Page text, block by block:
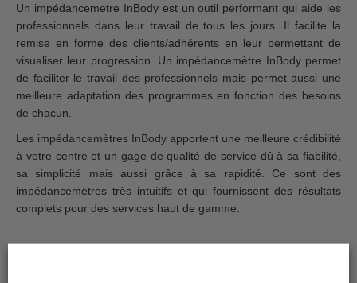
Un impédancemetre InBody est un outil performant qui aide les
professionnels dans leur travail de tous les jours. Il facilite la
remise en forme des clients/adhérents en leur permettant de
visualiser leur progression. Un impédancemètre InBody permet
de faciliter le travail des professionnels mais permet aussi une
meilleure adaptation des programmes en fonction des besoins
de chacun.
Les impédancemètres InBody apportent une meilleure crédibilité
à votre centre et un gage de qualité de service dû à sa fiabilité,
sa simplicité mais aussi grâce à sa rapidité. Ce sont des
impédancemètres très intuitifs et qui fournissent des résultats
complets pour des services haut de gamme.